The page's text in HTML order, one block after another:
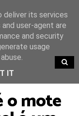
o mote
deliver its services
user-agent are
and security
usage
IT